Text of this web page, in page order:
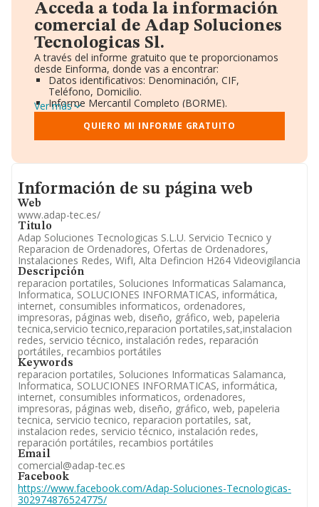
Acceda a toda la información
comercial de Adap Soluciones
Tecnologicas Sl.
A través del informe gratuito que te proporcionamos
desde Einforma, donde vas a encontrar:
Datos identificativos: Denominación, CIF,
Teléfono, Domicilio.
Informe Mercantil Completo (BORME).
Gráficos de Evolución Ventas y Empleados.
Consejo de Administración y Administradores.
Directivos y Ejecutivos.
Información oficial y registral complementaria.
Ver más
QUIERO MI INFORME GRATUITO
Informacion de su página web
Información de su página web
Web
www.adap-tec.es/
Titulo
Adap Soluciones Tecnologicas S.L.U. Servicio Tecnico y
Reparacion de Ordenadores, Ofertas de Ordenadores,
Instalaciones Redes, WifI, Alta Defincion H264 Videovigilancia
Descripción
reparacion portatiles, Soluciones Informaticas Salamanca,
Informatica, SOLUCIONES INFORMATICAS, informática,
internet, consumibles informaticos, ordenadores,
impresoras, páginas web, diseño, gráfico, web, papeleria
tecnica,servicio tecnico,reparacion portatiles,sat,instalacion
redes, servicio técnico, instalación redes, reparación
portátiles, recambios portátiles
Keywords
reparacion portatiles, Soluciones Informaticas Salamanca,
Informatica, SOLUCIONES INFORMATICAS, informática,
internet, consumibles informaticos, ordenadores,
impresoras, páginas web, diseño, gráfico, web, papeleria
tecnica, servicio tecnico, reparacion portatiles, sat,
instalacion redes, servicio técnico, instalación redes,
reparación portátiles, recambios portátiles
Email
comercial@adap-tec.es
Facebook
https://www.facebook.com/Adap-Soluciones-Tecnologicas-
302974876524775/